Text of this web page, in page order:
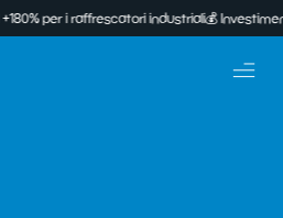
i raffrescatori industriali💰 Investimento da